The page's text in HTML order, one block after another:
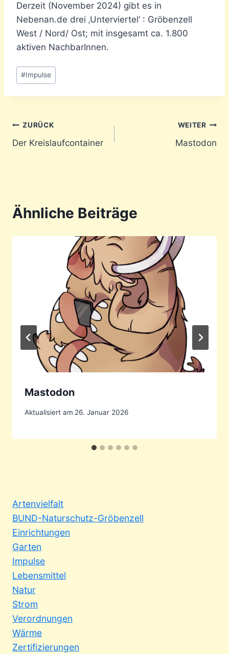
Derzeit (November 2024) gibt es in
Nebenan.de drei ‚Unterviertel‘ : Gröbenzell
West / Nord/ Ost; mit insgesamt ca. 1.800
aktiven NachbarInnen.
Schlagworte:
#Impulse
Beitragsnavigation
ZURÜCK
Der Kreislaufcontainer
WEITER
Mastodon
Ähnliche Beiträge
Mastodon
Aktualisiert am 26. Januar 2026
Artenvielfalt
BUND-Naturschutz-Gröbenzell
Einrichtungen
Garten
Impulse
Lebensmittel
Natur
Strom
Verordnungen
Wärme
Zertifizierungen